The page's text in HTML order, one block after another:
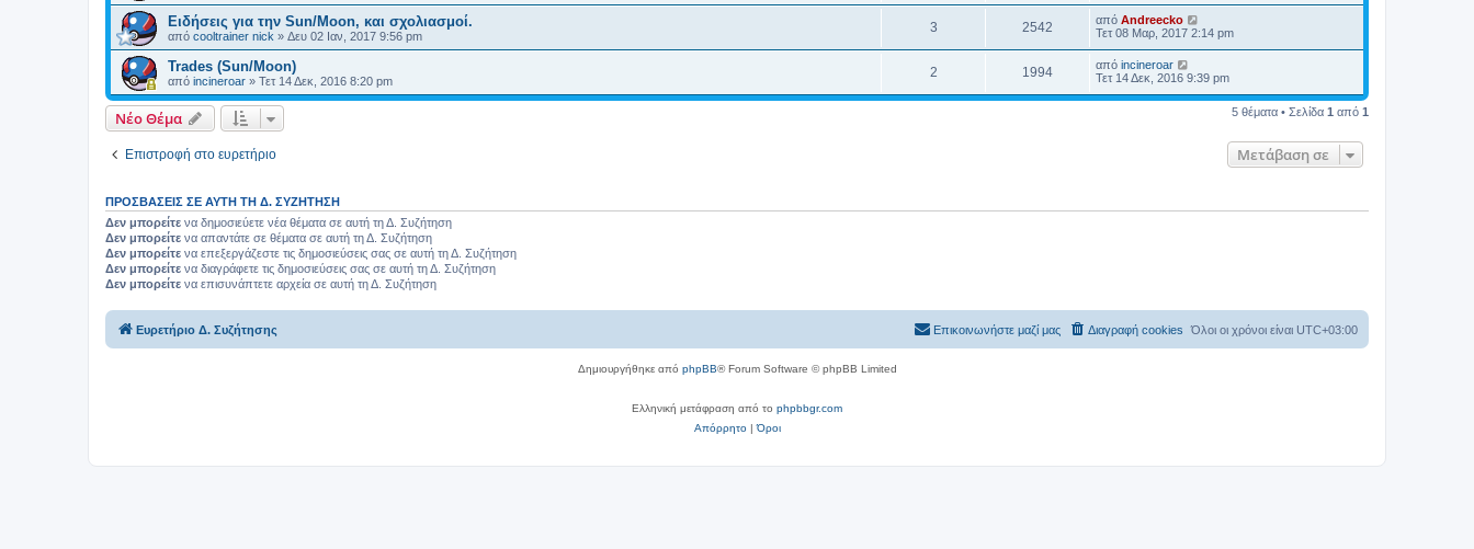
Ειδήσεις για την Sun/Moon, και σχολιασμοί.
από cooltrainer nick » Δευ 02 Ιαν, 2017 9:56 pm
3 2542 από Andreecko
Τετ 08 Μαρ, 2017 2:14 pm
Trades (Sun/Moon)
από incineroar » Τετ 14 Δεκ, 2016 8:20 pm
2 1994 από incineroar
Τετ 14 Δεκ, 2016 9:39 pm
Νέο Θέμα 5 θέματα • Σελίδα 1 από 1
Επιστροφή στο ευρετήριο Μετάβαση σε
ΠΡΟΣΒΆΣΕΙΣ ΣΕ ΑΥΤΉ ΤΗ Δ. ΣΥΖΉΤΗΣΗ
Δεν μπορείτε να δημοσιεύετε νέα θέματα σε αυτή τη Δ. Συζήτηση
Δεν μπορείτε να απαντάτε σε θέματα σε αυτή τη Δ. Συζήτηση
Δεν μπορείτε να επεξεργάζεστε τις δημοσιεύσεις σας σε αυτή τη Δ. Συζήτηση
Δεν μπορείτε να διαγράφετε τις δημοσιεύσεις σας σε αυτή τη Δ. Συζήτηση
Δεν μπορείτε να επισυνάπτετε αρχεία σε αυτή τη Δ. Συζήτηση
Ευρετήριο Δ. Συζήτησης Όλοι οι χρόνοι είναι UTC+03:00
Διαγραφή cookies
Επικοινωνήστε μαζί μας
Δημιουργήθηκε από phpBB® Forum Software © phpBB Limited
Ελληνική μετάφραση από το phpbbgr.com
Απόρρητο|Όροι